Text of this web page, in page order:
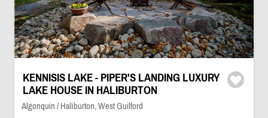
KENNISIS LAKE - PIPER'S LANDING LUXURY
LAKE HOUSE IN HALIBURTON
Algonquin / Haliburton, West Guilford